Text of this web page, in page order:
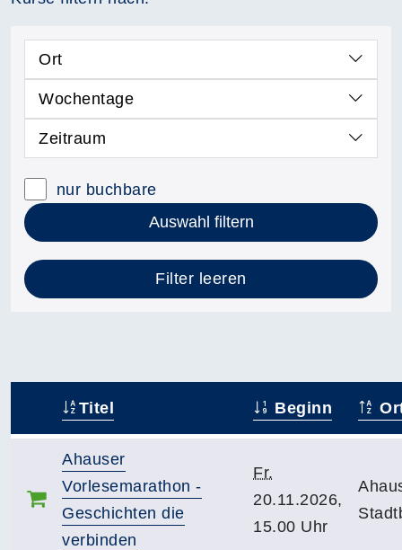
Ort
Wochentage
Zeitraum
nur buchbare
Auswahl filtern
Filter leeren
Titel Beginn
Ahauser
Vorlesemarathon -
Geschichten die
verbinden
Fr.
20.11.2026,
15.00 Uhr